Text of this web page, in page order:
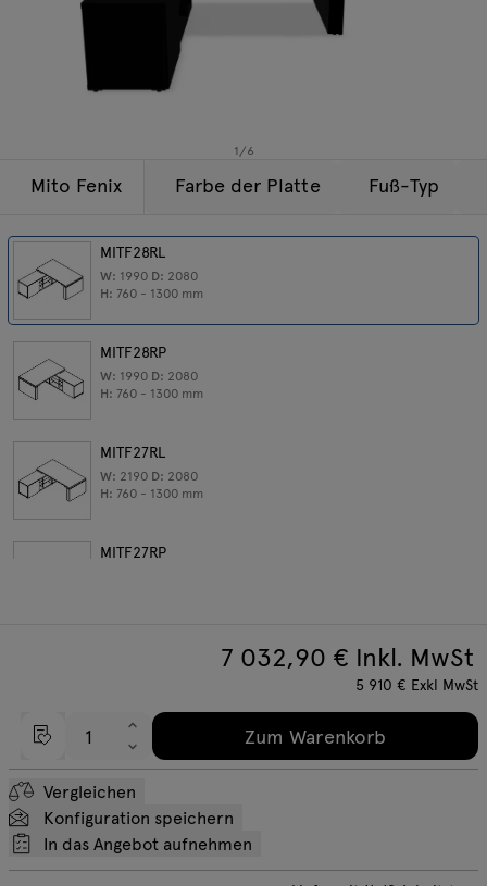
Tamo
Anfragen
Angebot
1/6
Mito Fenix
MITF28RL
W: 1990 D: 2080
H: 760 - 1300 mm
MITF28RP
W: 1990 D: 2080
H: 760 - 1300 mm
MITF27RL
W: 2190 D: 2080
H: 760 - 1300 mm
MITF27RP
Farbe der Platte Fuß-Typ
7 032,90 € Inkl. MwSt
5 910 € Exkl MwSt
Zum Warenkorb
Vergleichen
Konfiguration speichern
In das Angebot aufnehmen